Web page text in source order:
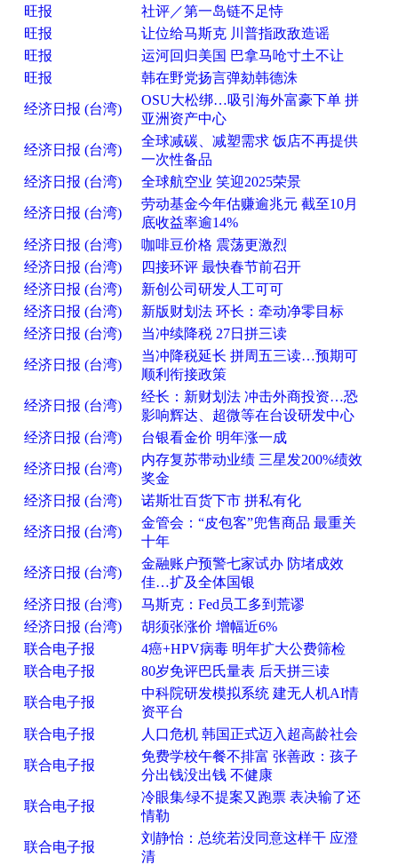
旺报
社评／第一岛链不足恃
旺报
让位给马斯克 川普指政敌造谣
旺报
运河回归美国 巴拿马呛寸土不让
旺报
韩在野党扬言弹劾韩德洙
经济日报 (台湾)
OSU大松绑…吸引海外富豪下单 拼
亚洲资产中心
经济日报 (台湾)
全球减碳、减塑需求 饭店不再提供
一次性备品
经济日报 (台湾)
全球航空业 笑迎2025荣景
经济日报 (台湾)
劳动基金今年估赚逾兆元 截至10月
底收益率逾14%
经济日报 (台湾)
咖啡豆价格 震荡更激烈
经济日报 (台湾)
四接环评 最快春节前召开
经济日报 (台湾)
新创公司研发人工可可
经济日报 (台湾)
新版财划法 环长：牵动净零目标
经济日报 (台湾)
当冲续降税 27日拼三读
经济日报 (台湾)
当冲降税延长 拼周五三读…预期可
顺利衔接政策
经济日报 (台湾)
经长：新财划法 冲击外商投资…恐
影响辉达、超微等在台设研发中心
经济日报 (台湾)
台银看金价 明年涨一成
经济日报 (台湾)
内存复苏带动业绩 三星发200%绩效
奖金
经济日报 (台湾)
诺斯壮百货下市 拼私有化
经济日报 (台湾)
金管会：“皮包客”兜售商品 最重关
十年
经济日报 (台湾)
金融账户预警七家试办 防堵成效
佳…扩及全体国银
经济日报 (台湾)
马斯克：Fed员工多到荒谬
经济日报 (台湾)
胡须张涨价 增幅近6%
联合电子报
4癌+HPV病毒 明年扩大公费筛检
联合电子报
80岁免评巴氏量表 后天拼三读
联合电子报
中科院研发模拟系统 建无人机AI情
资平台
联合电子报
人口危机 韩国正式迈入超高龄社会
联合电子报
免费学校午餐不排富 张善政：孩子
分出钱没出钱 不健康
联合电子报
冷眼集∕绿不提案又跑票 表决输了还
情勒
联合电子报
刘静怡：总统若没同意这样干 应澄
清